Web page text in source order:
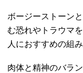
ボージーストーン
む恐れやトラウマ
人におすすめの組
肉体と精神のバラ